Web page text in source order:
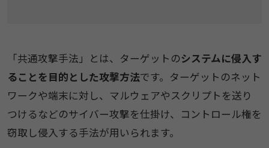
「共通攻撃手法」とは、ターゲットのシステムに侵入す
ることを目的とした攻撃方法です。ターゲットのネット
ワークや端末に対し、マルウェアやスクリプトを送り
つけるなどのサイバー攻撃を仕掛け、コントロール権を
窃取し侵入する手法が用いられます。